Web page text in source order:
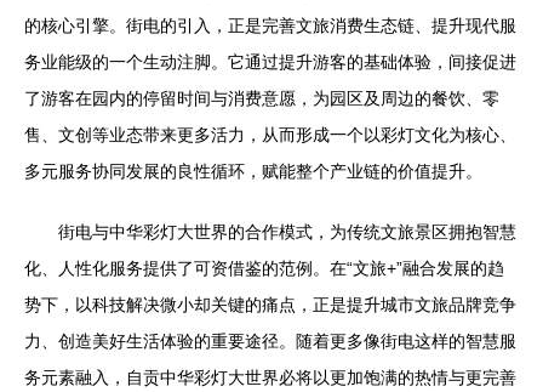
的核心引擎。街电的引入，正是完善文旅消费生态链、提升现代服
务业能级的一个生动注脚。它通过提升游客的基础体验，间接促进
了游客在园内的停留时间与消费意愿，为园区及周边的餐饮、零
售、文创等业态带来更多活力，从而形成一个以彩灯文化为核心、
多元服务协同发展的良性循环，赋能整个产业链的价值提升。
街电与中华彩灯大世界的合作模式，为传统文旅景区拥抱智慧
化、人性化服务提供了可资借鉴的范例。在“文旅+”融合发展的趋
势下，以科技解决微小却关键的痛点，正是提升城市文旅品牌竞争
力、创造美好生活体验的重要途径。随着更多像街电这样的智慧服
务元素融入，自贡中华彩灯大世界必将以更加饱满的热情与更完善